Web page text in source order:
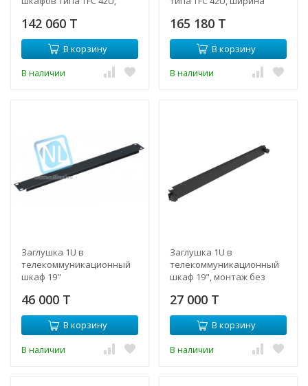
142 060 T
В корзину
В наличии
165 180 T
В корзину
В наличии
Заглушка 1U в
телекоммуникационный
шкаф 19"
46 000 T
В корзину
В наличии
Заглушка 1U в
телекоммуникационный
шкаф 19", монтаж без
27 000 T
В корзину
В наличии